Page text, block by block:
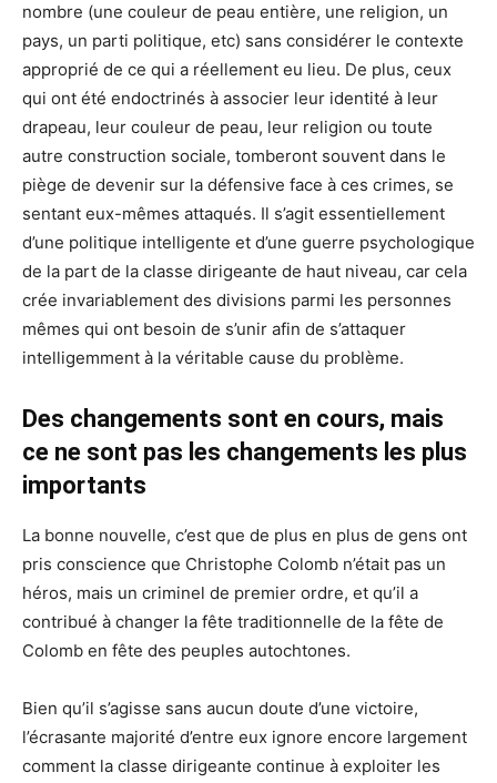
nombre (une couleur de peau entière, une religion, un
pays, un parti politique, etc) sans considérer le contexte
approprié de ce qui a réellement eu lieu. De plus, ceux
qui ont été endoctrinés à associer leur identité à leur
drapeau, leur couleur de peau, leur religion ou toute
autre construction sociale, tomberont souvent dans le
piège de devenir sur la défensive face à ces crimes, se
sentant eux-mêmes attaqués. Il s’agit essentiellement
d’une politique intelligente et d’une guerre psychologique
de la part de la classe dirigeante de haut niveau, car cela
crée invariablement des divisions parmi les personnes
mêmes qui ont besoin de s’unir afin de s’attaquer
intelligemment à la véritable cause du problème.
Des changements sont en cours, mais
ce ne sont pas les changements les plus
importants
La bonne nouvelle, c’est que de plus en plus de gens ont
pris conscience que Christophe Colomb n’était pas un
héros, mais un criminel de premier ordre, et qu’il a
contribué à changer la fête traditionnelle de la fête de
Colomb en fête des peuples autochtones.
Bien qu’il s’agisse sans aucun doute d’une victoire,
l’écrasante majorité d’entre eux ignore encore largement
comment la classe dirigeante continue à exploiter les